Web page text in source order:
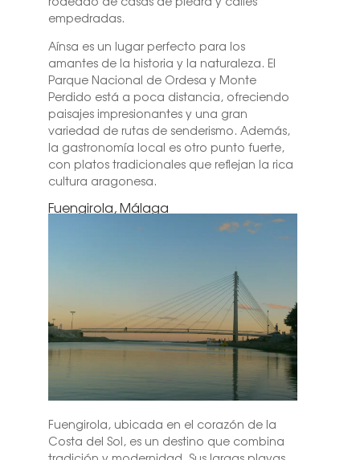
empedradas.
Aínsa es un lugar perfecto para los
amantes de la historia y la naturaleza. El
Parque Nacional de Ordesa y Monte
Perdido está a poca distancia, ofreciendo
paisajes impresionantes y una gran
variedad de rutas de senderismo. Además,
la gastronomía local es otro punto fuerte,
con platos tradicionales que reflejan la rica
cultura aragonesa.
Fuengirola, Málaga
Fuengirola, ubicada en el corazón de la
Costa del Sol, es un destino que combina